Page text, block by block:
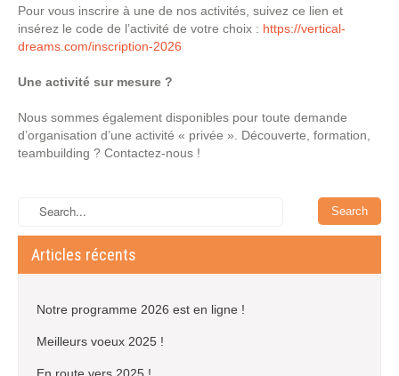
Pour vous inscrire à une de nos activités, suivez ce lien et
insérez le code de l’activité de votre choix : https://vertical-
dreams.com/inscription-2026
Une activité sur mesure ?
Nous sommes également disponibles pour toute demande
d’organisation d’une activité « privée ». Découverte, formation,
teambuilding ? Contactez-nous !
Articles récents
Notre programme 2026 est en ligne !
Meilleurs voeux 2025 !